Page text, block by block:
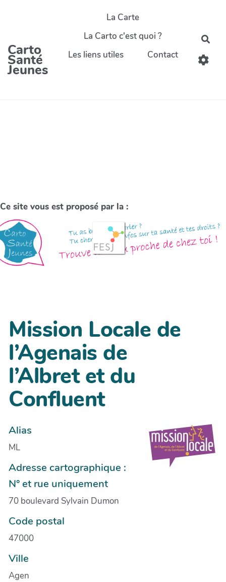
Carto
Santé
Jeunes
La Carte
La Carto c'est quoi ?
Les liens utiles
Contact
Ce site vous est proposé par la :
Mission Locale de
l’Agenais de
l’Albret et du
Confluent
Alias
ML
Adresse cartographique :
N° et rue uniquement
70 boulevard Sylvain Dumon
Code postal
47000
Ville
Agen